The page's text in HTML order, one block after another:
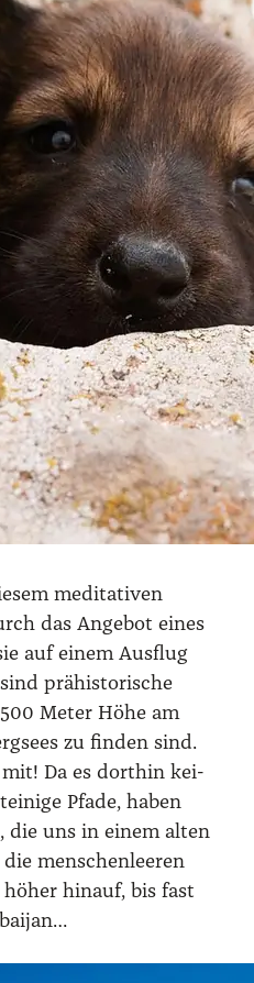
medi­ta­ti­ven
das Ange­bot eines
auf einem Aus­flug
prä­his­to­ri­sche
Meter Höhe am
zu fin­den sind.
Da es dort­hin kei­
Pfa­de, haben
die uns in einem alten
men­schen­lee­ren
hin­auf, bis fast